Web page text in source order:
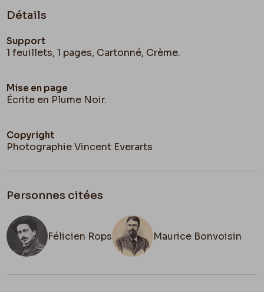
Détails
Support
1 feuillets, 1 pages, Cartonné, Crème.
Mise en page
Écrite en Plume Noir.
Copyright
Photographie Vincent Everarts
Personnes citées
Félicien Rops Maurice Bonvoisin